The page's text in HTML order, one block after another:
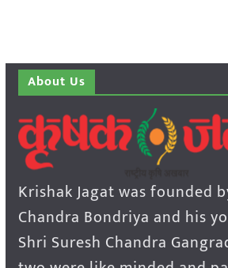
About Us
Krishak Jagat was founded
Chandra Bondriya and his
Shri Suresh Chandra